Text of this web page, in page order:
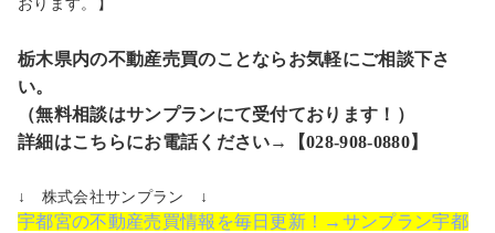
おります。】
栃木県内の不動産売買のことならお気軽にご相談下さ
い。
（無料相談はサンプランにて受付ております！）
詳細はこちらにお電話ください→【028-908-0880】
↓ 株式会社サンプラン ↓
宇都宮の不動産売買情報を毎日更新！→サンプラン宇都